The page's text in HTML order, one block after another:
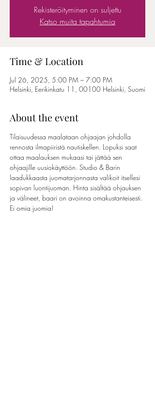
Rekisteröityminen on suljettu
Katso muita tapahtumia
Time & Location
Jul 26, 2025, 5:00 PM – 7:00 PM
Helsinki, Eerikinkatu 11, 00100 Helsinki, Suomi
About the event
Tilaisuudessa maalataan ohjaajan johdolla
rennosta ilmapiiristä nautiskellen. Lopuksi saat
ottaa maalauksen mukaasi tai jättää sen
ohjaajille uusiokäyttöön. Studio & Barin
laadukkaasta juomatarjonnasta valikoit itsellesi
sopivan luontijuoman. Hinta sisältää ohjauksen
ja välineet, baari on avoinna omakustanteisesti.
Ei omia juomia!